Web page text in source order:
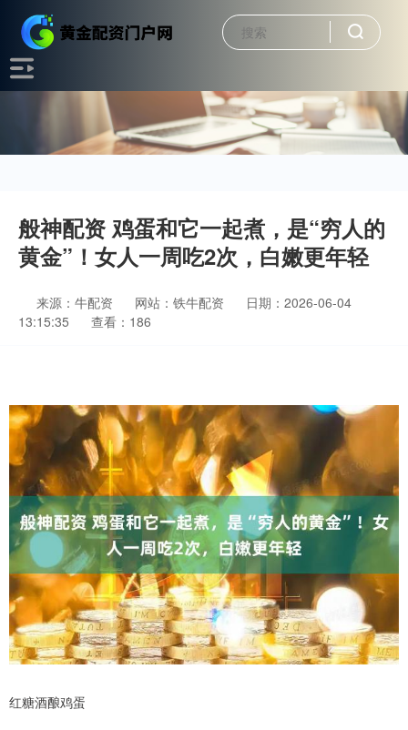
般神配资 鸡蛋和它一起煮，是“穷人的
黄金”！女人一周吃2次，白嫩更年轻
来源：牛配资 网站：铁牛配资
日期：2026-06-04
13:15:35
查看：186
红糖酒酿鸡蛋